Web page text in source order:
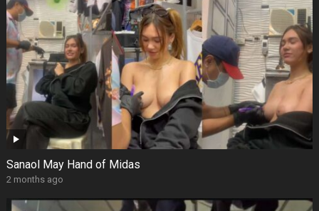
Sanaol May Hand of Midas
2 months ago